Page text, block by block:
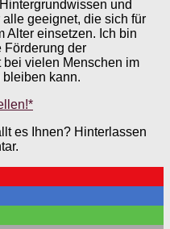
und
geeignet, die sich für
Alter einsetzen. Ich bin
Förderung der
vielen Menschen im
kann.
es Ihnen? Hinterlassen